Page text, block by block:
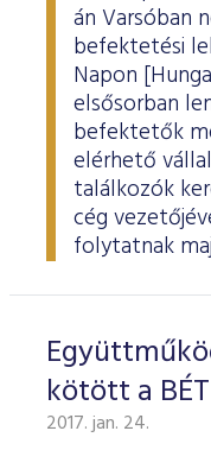
ESG Útmutató
án Varsóban
befektetési
Napon
elsősorban
befektetők
elérhető
találkozók
cég
folytatnak
kötött a
2017. jan. 24.